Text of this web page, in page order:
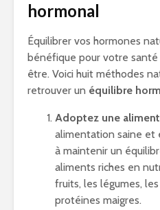
hormonal
Équilibrer vos hormones
bénéfique pour votre
être. Voici huit méthodes
retrouver un équilibre
Adoptez une
alimentation saine et
à maintenir un
aliments riches en
fruits, les légumes,
protéines maigres.